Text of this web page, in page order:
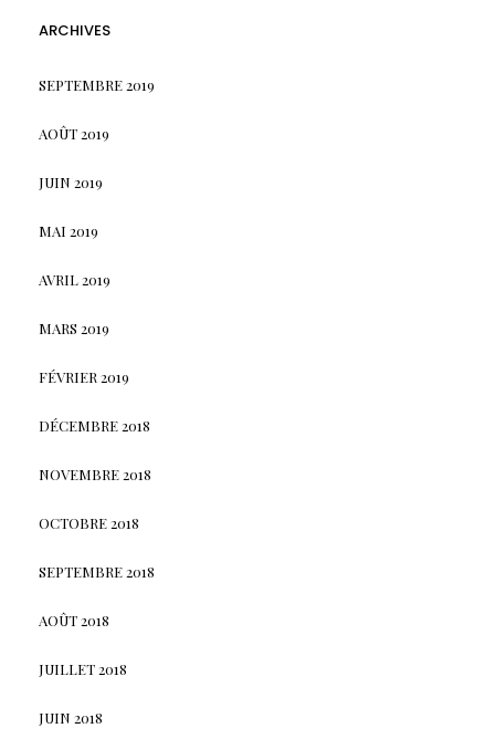
ARCHIVES
SEPTEMBRE 2019
AOÛT 2019
JUIN 2019
MAI 2019
AVRIL 2019
MARS 2019
FÉVRIER 2019
DÉCEMBRE 2018
NOVEMBRE 2018
OCTOBRE 2018
SEPTEMBRE 2018
AOÛT 2018
JUILLET 2018
JUIN 2018